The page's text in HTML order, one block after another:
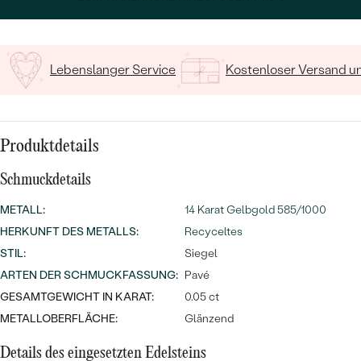
Meistverkaufte
Eheringe
NACH MATERIAL
GOLD
SILBER
SCHMUCK MIT LAB GROWN
DIAMANTEN
NACH STYL
PERSONALISIERT
MINIMALISTISCH
LUXURIÖSE
Lebenslanger Service Kostenloser Versand
Produktdetails
Schmuckdetails
METALL:
14 Karat Gelbgold 585/1000
HERKUNFT DES METALLS:
Recyceltes
STIL:
Siegel
ARTEN DER SCHMUCKFASSUNG: Pavé
GESAMTGEWICHT IN KARAT:
0.05 ct
METALLOBERFLÄCHE:
Glänzend
Details des eingesetzten Edelsteins